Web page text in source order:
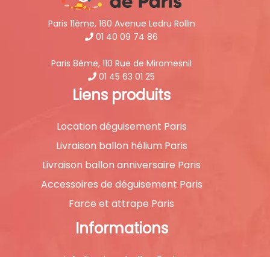
Paris 11ème, 160 Avenue Ledru Rollin
01 40 09 74 86
Paris 8ème, 110 Rue de Miromesnil
01 45 63 01 25
Liens produits
Location déguisement Paris
Livraison ballon hélium Paris
Livraison ballon anniversaire Paris
Accessoires de déguisement Paris
Farce et attrape Paris
Informations